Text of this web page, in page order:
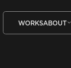
WORKSABOUT